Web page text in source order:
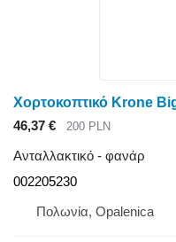
Χορτοκοπτικό Krone
46,37 €
200 PLN
Ανταλλακτικό - φανάρ
002205230
Πολωνία, Opalenica